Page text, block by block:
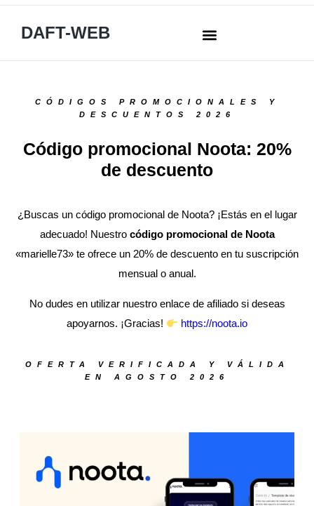
DAFT-WEB
CÓDIGOS PROMOCIONALES Y
DESCUENTOS 2026
Código promocional Noota: 20%
de descuento
¿Buscas un código promocional de Noota? ¡Estás en el lugar
adecuado! Nuestro código promocional de Noota
«marielle73» te ofrece un 20% de descuento en tu suscripción
mensual o anual.
No dudes en utilizar nuestro enlace de afiliado si deseas
apoyarnos. ¡Gracias!
https://noota.io
OFERTA VERIFICADA Y VÁLIDA
EN AGOSTO 2026